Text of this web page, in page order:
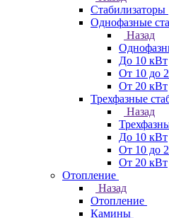
Стабилизаторы
Однофазные
Назад
До 10 кВт
От 10 до
От 20 кВт
Трехфазные
Назад
До 10 кВт
От 10 до
От 20 кВт
Отопление
Назад
Отопление
Камины